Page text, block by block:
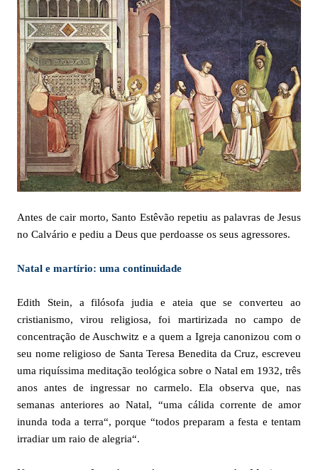
Antes de cair morto, Santo Estêvão repetiu as palavras de Jesus
no Calvário e pediu a Deus que perdoasse os seus agressores.
Natal e martírio: uma continuidade
Edith Stein, a filósofa judia e ateia que se converteu ao
cristianismo, virou religiosa, foi martirizada no campo de
concentração de Auschwitz e a quem a Igreja canonizou com o
seu nome religioso de Santa Teresa Benedita da Cruz, escreveu
uma riquíssima meditação teológica sobre o Natal em 1932, três
anos antes de ingressar no carmelo. Ela observa que, nas
semanas anteriores ao Natal, “uma cálida corrente de amor
inunda toda a terra“, porque “todos preparam a festa e tentam
irradiar um raio de alegria“.